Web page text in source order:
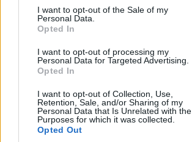
consent section.
I want to opt-out of the Sale of my
Personal Data.
Opted In
I want to opt-out of processing my
Personal Data for Targeted Advertising.
Opted In
I want to opt-out of Collection, Use,
Retention, Sale, and/or Sharing of my
Personal Data that Is Unrelated with the
Purposes for which it was collected.
Opted Out
ΕΛΛΑΔΑ